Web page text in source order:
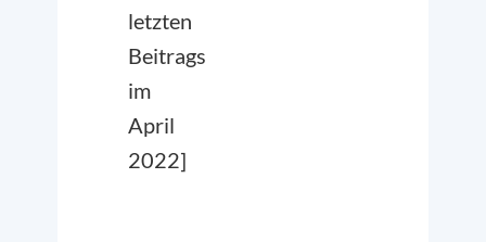
letzten
Beitrags
im
April
2022]